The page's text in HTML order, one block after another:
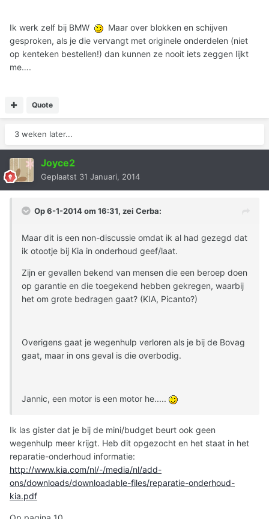
Ik werk zelf bij BMW
Maar over blokken en schijven
gesproken, als je die vervangt met originele onderdelen (niet
op kenteken bestellen!) dan kunnen ze nooit iets zeggen lijkt
me….
Quote
3 weken later...
Joyce2
Geplaatst 31 Januari, 2014
Op 6-1-2014 om 16:31, zei Cerba:
Maar dit is een non-discussie omdat ik al had gezegd dat
ik otootje bij Kia in onderhoud geef/laat.
Zijn er gevallen bekend van mensen die een beroep doen
op garantie en die toegekend hebben gekregen, waarbij
het om grote bedragen gaat? (KIA, Picanto?)
Overigens gaat je wegenhulp verloren als je bij de Bovag
gaat, maar in ons geval is die overbodig.
Jannic, een motor is een motor he.....
Ik las gister dat je bij de mini/budget beurt ook geen
wegenhulp meer krijgt. Heb dit opgezocht en het staat in het
reparatie-onderhoud informatie:
http://www.kia.com/nl/-/media/nl/add-
ons/downloads/downloadable-files/reparatie-onderhoud-
kia.pdf